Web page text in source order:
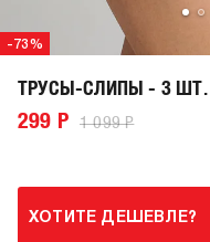
-73%
ТРУСЫ-СЛИПЫ - 3 ШТ.
299 Р 1 099 Р
ХОТИТЕ ДЕШЕВЛЕ?